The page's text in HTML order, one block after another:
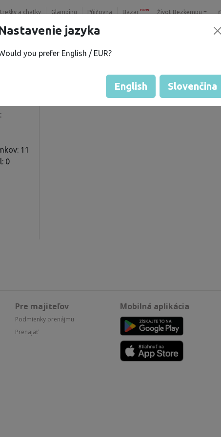
a chatky Glamping Půjčovna Bazar new Život Bezkempu
11
0
Hodnotenie pozemkov
Pre majiteľov
Podmienky prenájmu
Prenajať
Mobilná aplikácia
jazyka
you prefer English / EUR?
English Slovenčina